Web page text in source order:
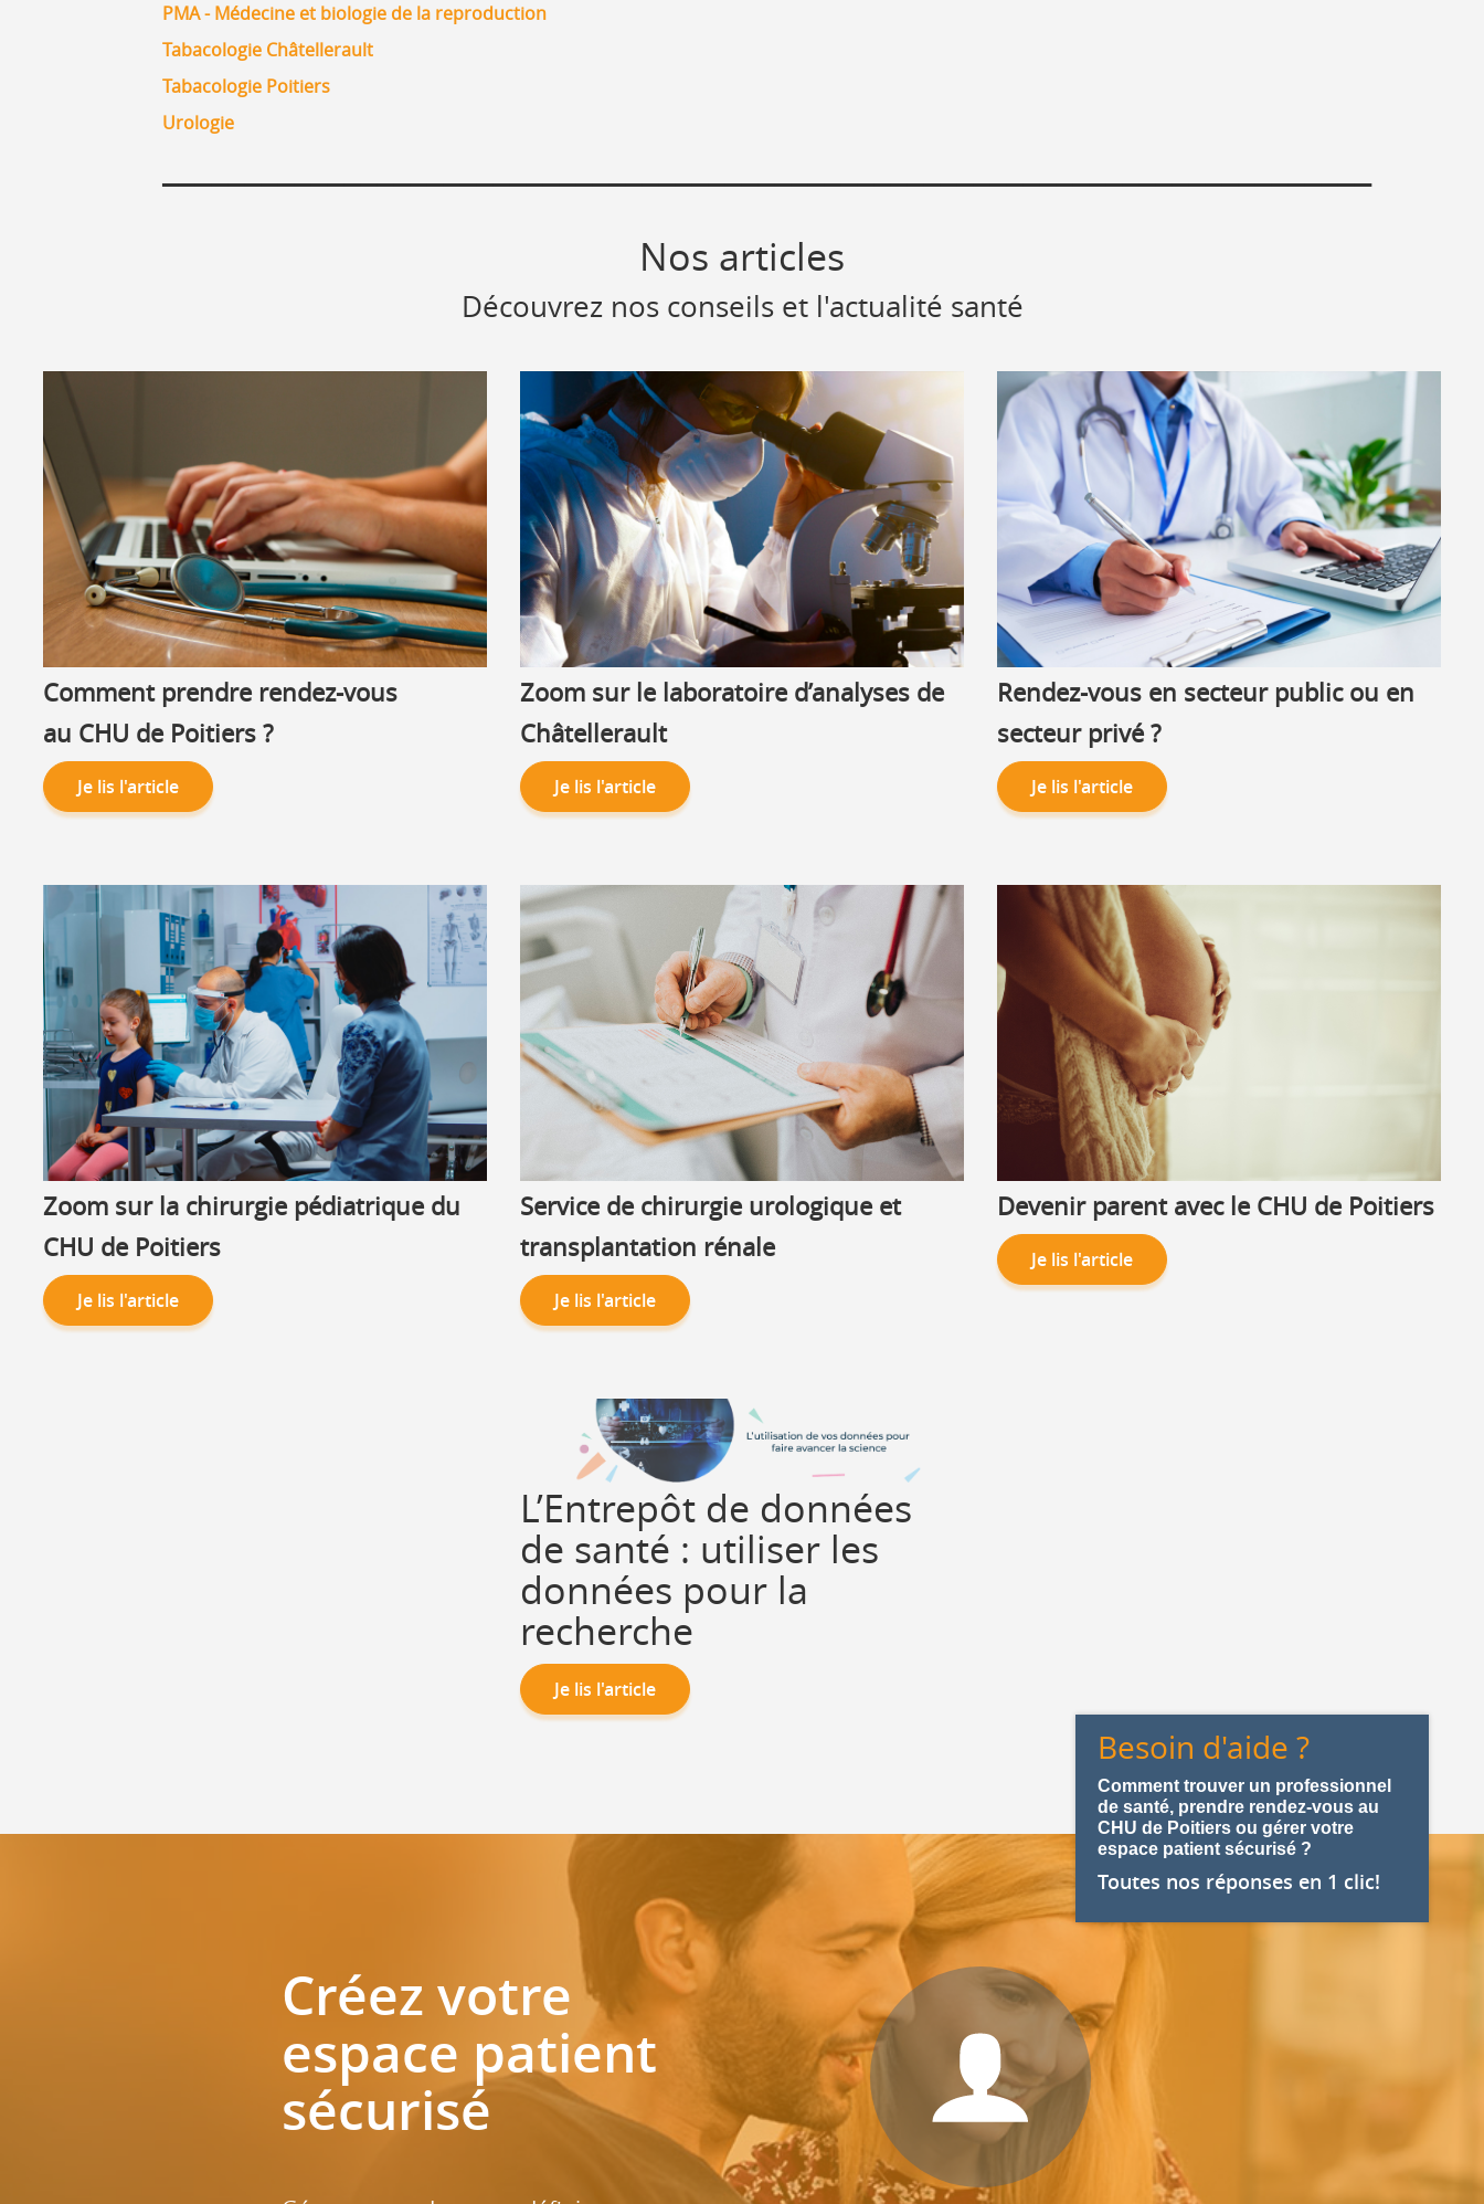
PMA - Médecine et biologie de la reproduction
Tabacologie Châtellerault
Tabacologie Poitiers
Urologie
Nos articles
Découvrez nos conseils et l'actualité santé
Comment prendre rendez-vous
au CHU de Poitiers ?
Je lis l'article
Zoom sur le laboratoire d’analyses de
Châtellerault
Je lis l'article
Rendez-vous en secteur public ou en
secteur privé ?
Je lis l'article
Zoom sur la chirurgie pédiatrique du
CHU de Poitiers
Je lis l'article
Service de chirurgie urologique et
transplantation rénale
Je lis l'article
Devenir parent avec le CHU de Poitiers
Je lis l'article
L’Entrepôt de données
de santé : utiliser les
données pour la
recherche
Je lis l'article
Besoin d'aide ?
Comment trouver un professionnel
de santé, prendre rendez-vous au
CHU de Poitiers ou gérer votre
espace patient sécurisé ?
Toutes nos réponses en 1 clic!
Créez votre
espace patient
sécurisé